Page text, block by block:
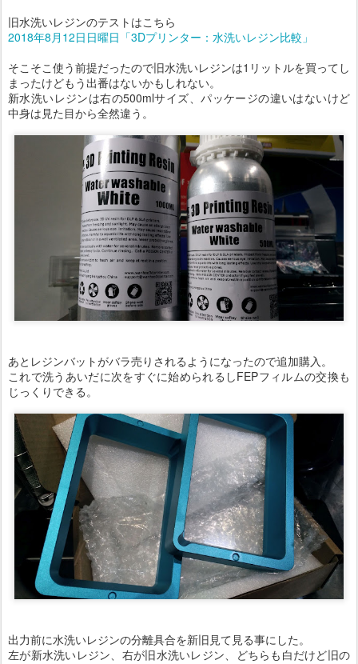
旧水洗いレジンのテストはこちら
2018年8月12日日曜日「3Dプリンター：水洗いレジン比較」
そこそこ使う前提だったので旧水洗いレジンは1リットルを買ってし
まったけどもう出番はないかもしれない。
新水洗いレジンは右の500mlサイズ、パッケージの違いはないけど
中身は見た目から全然違う。
あとレジンバットがバラ売りされるようになったので追加購入。
これで洗うあいだに次をすぐに始められるしFEPフィルムの交換も
じっくりできる。
出力前に水洗いレジンの分離具合を新旧見て見る事にした。
左が新水洗いレジン、右が旧水洗いレジン、どちらも白だけど旧の